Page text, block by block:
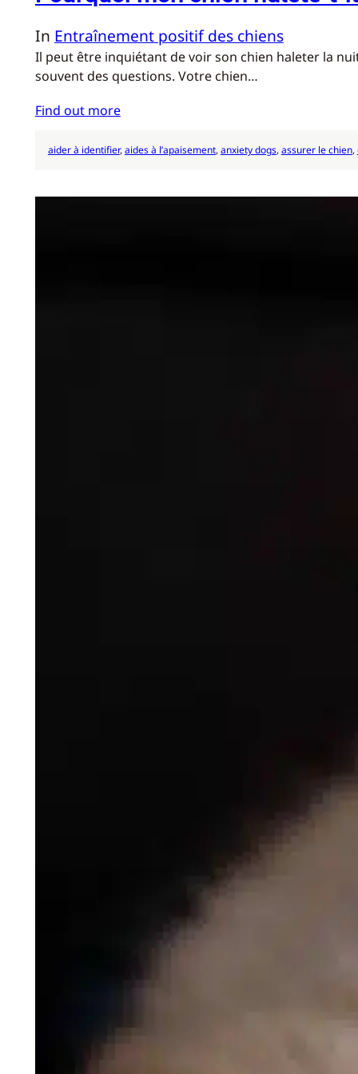
In Entraînement positif des chiens
Il peut être inquiétant de voir son chien haleter la
souvent des questions. Votre chien…
Find out more
aider à identifier, aides à l’apaisement, anxiety dogs, assurer le chien,